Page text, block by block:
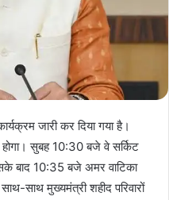
जारी कर दिया गया है।
सुबह 10:30 बजे वे सर्किट
बाद 10:35 बजे अमर वाटिका
साथ मुख्यमंत्री शहीद परिवारों